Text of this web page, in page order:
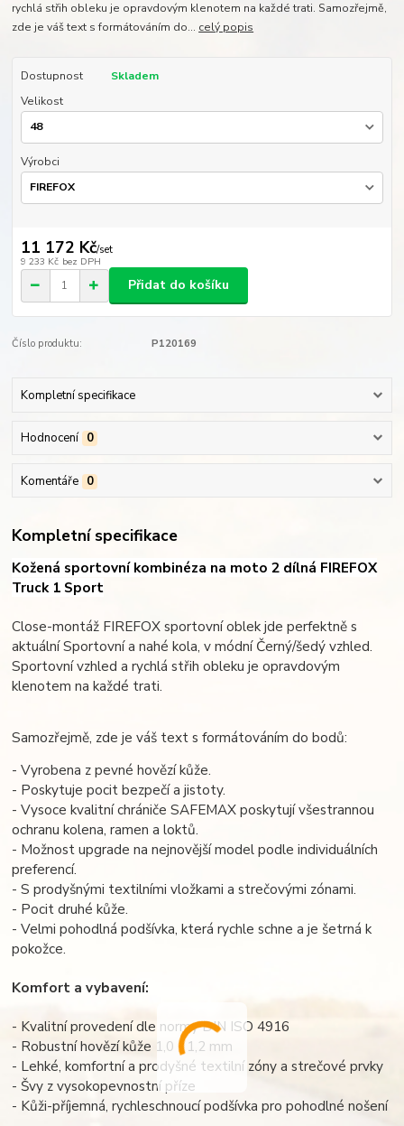
rychlá střih obleku je opravdovým klenotem na každé trati. Samozřejmě,
zde je váš text s formátováním do... celý popis
Dostupnost
Skladem
Velikost
Výrobci
11 172 Kč/set
9 233 Kč bez DPH
Přidat do košíku
Číslo produktu: P120169
Kompletní specifikace
Hodnocení 0
Komentáře 0
Kompletní specifikace
Kožená sportovní kombinéza na moto 2 dílná FIREFOX
Truck 1 Sport
Close-montáž FIREFOX sportovní oblek jde perfektně s
aktuální Sportovní a nahé kola, v módní Černý/šedý vzhled.
Sportovní vzhled a rychlá střih obleku je opravdovým
klenotem na každé trati.
Samozřejmě, zde je váš text s formátováním do bodů:
- Vyrobena z pevné hovězí kůže.
- Poskytuje pocit bezpečí a jistoty.
- Vysoce kvalitní chrániče SAFEMAX poskytují všestrannou
ochranu kolena, ramen a loktů.
- Možnost upgrade na nejnovější model podle individuálních
preferencí.
- S prodyšnými textilními vložkami a strečovými zónami.
- Pocit druhé kůže.
- Velmi pohodlná podšívka, která rychle schne a je šetrná k
pokožce.
Komfort a vybavení:
- Kvalitní provedení dle normy DIN ISO 4916
- Robustní hovězí kůže 1,0 - 1,2 mm
- Lehké, komfortní a prodyšné textilní zóny a strečové prvky
- Švy z vysokopevnostní příze
- Kůži-příjemná, rychleschnoucí podšívka pro pohodlné nošení